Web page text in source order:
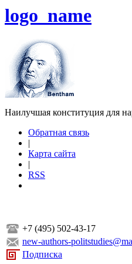
logo_name
Наилучшая конституция для
Обратная связь
|
Карта сайта
|
RSS
+7 (495) 502-43-17
new-authors-
Подписка